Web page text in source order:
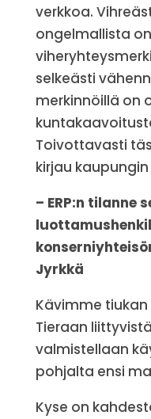
verkkoa.
ongelmallista
selkeästi
merkinnöillä on
Toivottavasti
kirjau
– ERP:n tilanne
Jyrkkä
Kävimme tiukan
Tieraan
valmistellaan
pohjalta ensi
Kyse on